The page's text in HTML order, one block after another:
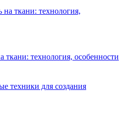
ткани: технология, особенности